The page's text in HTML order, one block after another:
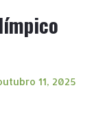
11, 2025